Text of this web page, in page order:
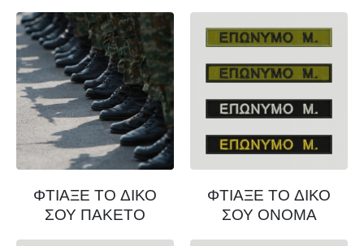
ΦΤΙΑΞΕ ΤΟ ΔΙΚΟ
ΣΟΥ ΠΑΚΕΤΟ
ΦΤΙΑΞΕ ΤΟ ΔΙΚΟ
ΣΟΥ ΟΝΟΜΑ